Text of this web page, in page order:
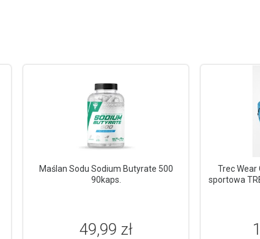
Maślan Sodu Sodium Butyrate 500
90kaps.
49,99 zł
Trec
sportowa